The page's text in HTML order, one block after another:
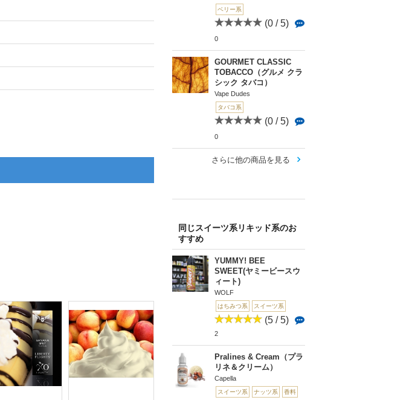
ベリー系
(0 / 5)
0
GOURMET CLASSIC
TOBACCO（グルメ クラ
シック タバコ）
Vape Dudes
タバコ系
(0 / 5)
0
さらに他の商品を見る
同じスイーツ系リキッド系のお
すすめ
YUMMY! BEE
SWEET(ヤミービースウ
ィート)
WOLF
はちみつ系 スイーツ系
(5 / 5)
2
Pralines & Cream（プラ
リネ＆クリーム）
Capella
スイーツ系 ナッツ系 香料